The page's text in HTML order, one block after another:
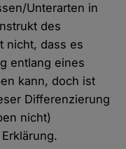
Unterarten in
des
nicht, dass es
entlang eines
kann, doch ist
Differenzierung
nicht)